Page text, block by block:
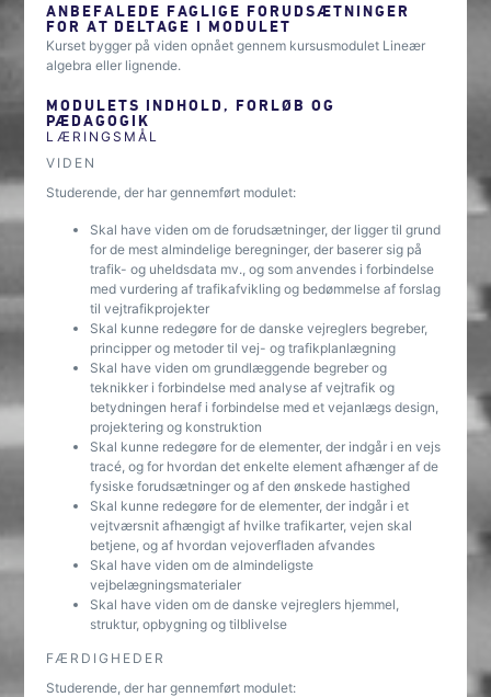
ANBEFALEDE FAGLIGE FORUDSÆTNINGER
FOR AT DELTAGE I MODULET
Kurset bygger på viden opnået gennem kursusmodulet Lineær
algebra eller lignende.
MODULETS INDHOLD, FORLØB OG
PÆDAGOGIK
LÆRINGSMÅL
VIDEN
Studerende, der har gennemført modulet:
Skal have viden om de forudsætninger, der ligger til grund
for de mest almindelige beregninger, der baserer sig på
trafik- og uheldsdata mv., og som anvendes i forbindelse
med vurdering af trafikafvikling og bedømmelse af forslag
til vejtrafikprojekter
Skal kunne redegøre for de danske vejreglers begreber,
principper og metoder til vej- og trafikplanlægning
Skal have viden om grundlæggende begreber og
teknikker i forbindelse med analyse af vejtrafik og
betydningen heraf i forbindelse med et vejanlægs design,
projektering og konstruktion
Skal kunne redegøre for de elementer, der indgår i en vejs
tracé, og for hvordan det enkelte element afhænger af de
fysiske forudsætninger og af den ønskede hastighed
Skal kunne redegøre for de elementer, der indgår i et
vejtværsnit afhængigt af hvilke trafikarter, vejen skal
betjene, og af hvordan vejoverfladen afvandes
Skal have viden om de almindeligste
vejbelægningsmaterialer
Skal have viden om de danske vejreglers hjemmel,
struktur, opbygning og tilblivelse
FÆRDIGHEDER
Studerende, der har gennemført modulet: